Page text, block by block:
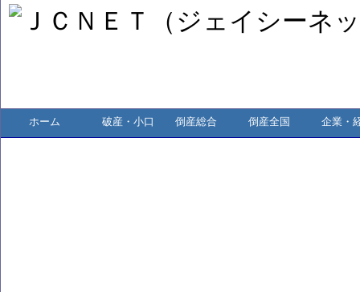
ホーム 破産・小口 倒産総合 倒産全国 企業・